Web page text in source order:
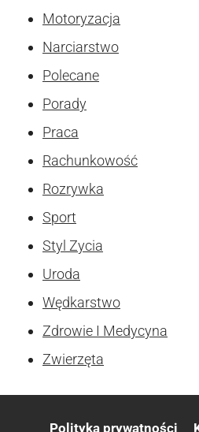
Motoryzacja
Narciarstwo
Polecane
Porady
Praca
Rachunkowość
Rozrywka
Sport
Styl Zycia
Uroda
Wędkarstwo
Zdrowie I Medycyna
Zwierzęta
Polityka prywatności